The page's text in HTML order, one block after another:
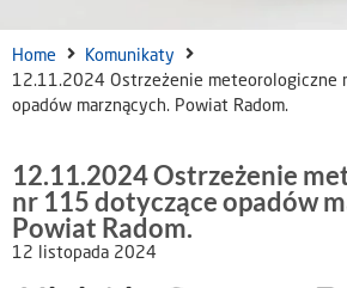
Home
Komunikaty
12.11.2024 Ostrzeżenie meteorologiczne
opadów marznących. Powiat Radom.
12.11.2024 Ostrzeżenie
nr 115 dotyczące opadów
Powiat Radom.
12 listopada 2024